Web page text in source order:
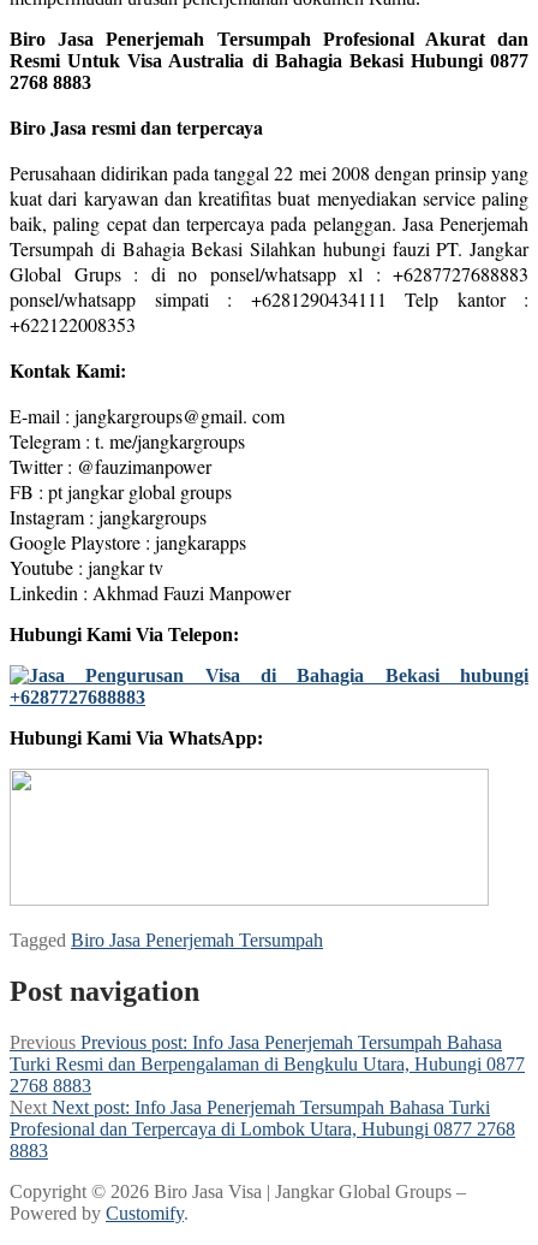
Biro Jasa Penerjemah Tersumpah Profesional Akurat dan
Resmi Untuk Visa Australia di Bahagia Bekasi Hubungi 0877
2768 8883
Biro Jasa resmi dan terpercaya
Perusahaan didirikan pada tanggal 22 mei 2008 dengan prinsip yang
kuat dari karyawan dan kreatifitas buat menyediakan service paling
baik, paling cepat dan terpercaya pada pelanggan. Jasa Penerjemah
Tersumpah di Bahagia Bekasi Silahkan hubungi fauzi PT. Jangkar
Global Grups : di no ponsel/whatsapp xl : +6287727688883
ponsel/whatsapp simpati : +6281290434111 Telp kantor :
+622122008353
Kontak Kami:
E-mail : jangkargroups@gmail. com
Telegram : t. me/jangkargroups
Twitter : @fauzimanpower
FB : pt jangkar global groups
Instagram : jangkargroups
Google Playstore : jangkarapps
Youtube : jangkar tv
Linkedin : Akhmad Fauzi Manpower
Hubungi Kami Via Telepon:
Hubungi Kami Via WhatsApp:
Tagged Biro Jasa Penerjemah Tersumpah
Post navigation
Previous Previous post: Info Jasa Penerjemah Tersumpah Bahasa
Turki Resmi dan Berpengalaman di Bengkulu Utara, Hubungi 0877
2768 8883
Next Next post: Info Jasa Penerjemah Tersumpah Bahasa Turki
Profesional dan Terpercaya di Lombok Utara, Hubungi 0877 2768
8883
Copyright © 2026 Biro Jasa Visa | Jangkar Global Groups –
Powered by Customify.